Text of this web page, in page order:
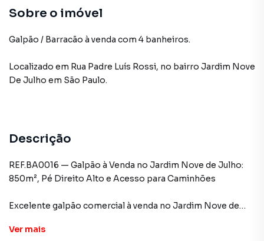
Sobre o imóvel
Galpão / Barracão à venda com 4 banheiros.
Localizado em Rua Padre Luís Rossi, no bairro Jardim Nove
De Julho em São Paulo.
Descrição
REF.BA0016 — Galpão à Venda no Jardim Nove de Julho:
850m², Pé Direito Alto e Acesso para Caminhões
Excelente galpão comercial à venda no Jardim Nove de
centros de distribuição, logística ou armazenagem.
Ver mais